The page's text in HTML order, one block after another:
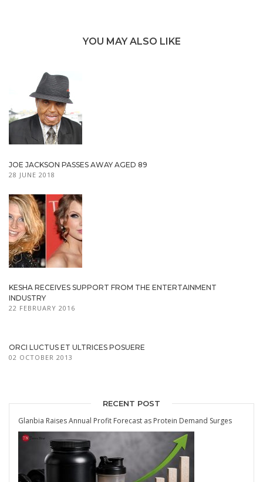
YOU MAY ALSO LIKE
JOE JACKSON PASSES AWAY AGED 89
28 JUNE 2018
KESHA RECEIVES SUPPORT FROM THE ENTERTAINMENT
INDUSTRY
22 FEBRUARY 2016
ORCI LUCTUS ET ULTRICES POSUERE
02 OCTOBER 2013
RECENT POST
Glanbia Raises Annual Profit Forecast as Protein Demand Surges